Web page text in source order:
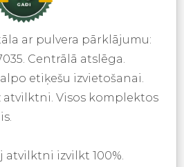
ar pulvera pārklājumu:
Centrālā atslēga.
etiķešu izvietošanai.
atvilktni. Visos komplektos
atvilktni izvilkt 100%.